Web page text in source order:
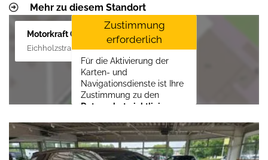
Mehr zu diesem Standort
Motorkraft GmbH
Eichholzstraße 88, 19089 Crivitz
Zustimmung
erforderlich
Für die Aktivierung der
Karten- und
Navigationsdienste ist Ihre
Zustimmung zu den
Datenschutzrichtlinien
LLCerforderlich.
Zustimmen und